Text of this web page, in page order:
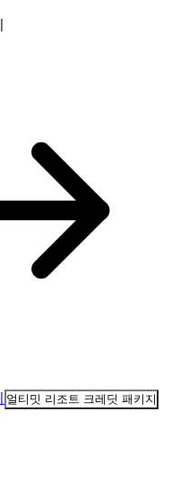
얼티밋 리조트 크레딧 패키지